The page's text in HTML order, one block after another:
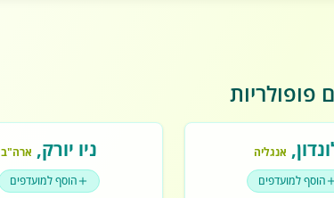
פופולריות
, אנגליה
הוסף למועדפים
ניו יורק, ארה"ב
הוסף למועדפים